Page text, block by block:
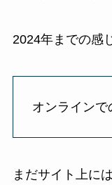
2024年までの感
オンラインで
まだサイト上に